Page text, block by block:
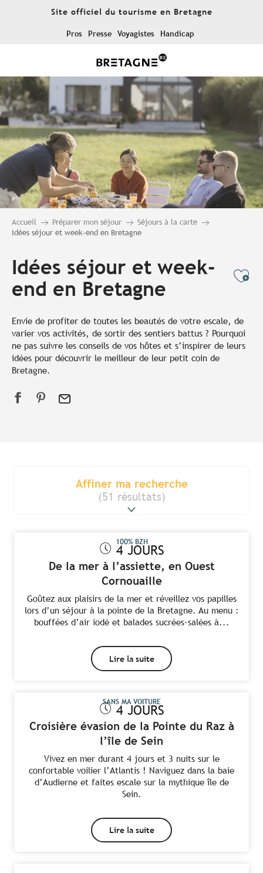
Site officiel du tourisme en Bretagne
Pros Presse Voyagistes Handicap
Accueil Préparer mon séjour
Séjours à la carte
Idées séjour et week-end en Bretagne
Idées séjour et week-
end en Bretagne
Envie de profiter de toutes les beautés de votre escale, de
varier vos activités, de sortir des sentiers battus ? Pourquoi
ne pas suivre les conseils de vos hôtes et s’inspirer de leurs
idées pour découvrir le meilleur de leur petit coin de
Bretagne.
Affiner ma recherche
(51 résultats)
100% BZH
4 JOURS
De la mer à l’assiette, en Ouest
Cornouaille
Goûtez aux plaisirs de la mer et réveillez vos papilles
lors d’un séjour à la pointe de la Bretagne. Au menu :
bouffées d’air iodé et balades sucrées-salées à...
Lire la suite
SANS MA VOITURE
4 JOURS
Croisière évasion de la Pointe du Raz à
l’île de Sein
Vivez en mer durant 4 jours et 3 nuits sur le
confortable voilier l’Atlantis ! Naviguez dans la baie
d’Audierne et faites escale sur la mythique île de
Sein.
Lire la suite